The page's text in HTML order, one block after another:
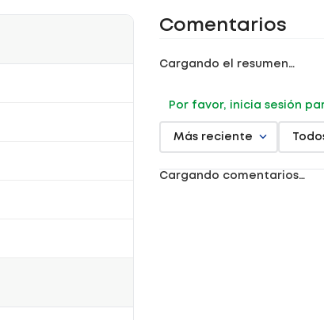
Comentarios
Cargando el resumen…
Por favor, inicia sesión
Más reciente
Cargando comentarios…